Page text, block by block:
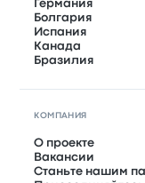
Германия
Болгария
Испания
Канада
Бразилия
КОМПАНИЯ
О проекте
Вакансии
Станьте нашим